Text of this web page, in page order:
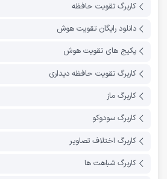
کاربرگ تقویت حافظه
دانلود رایگان تقویت هوش
پکیج های تقویت هوش
کاربرگ تقویت حافظه دیداری
کاربرگ ماز
کاربرگ سودوکو
کاربرگ اختلاف تصاویر
کاربرگ شباهت ها